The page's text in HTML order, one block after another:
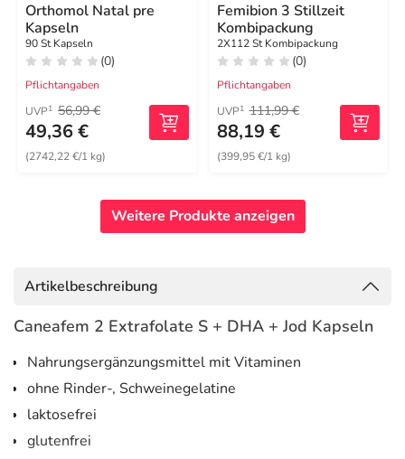
Orthomol Natal pre
Kapseln
90 St Kapseln
(0)
Pflichtangaben
UVP1 56,99 €
49,36 €
(2742,22 €/1 kg)
Femibion 3 Stillzeit
Kombipackung
2X112 St Kombipackung
(0)
Pflichtangaben
UVP1 111,99 €
88,19 €
(399,95 €/1 kg)
Weitere Produkte anzeigen
Artikelbeschreibung
Caneafem 2 Extrafolate S + DHA + Jod Kapseln
Nahrungsergänzungsmittel mit Vitaminen
ohne Rinder-, Schweinegelatine
laktosefrei
glutenfrei